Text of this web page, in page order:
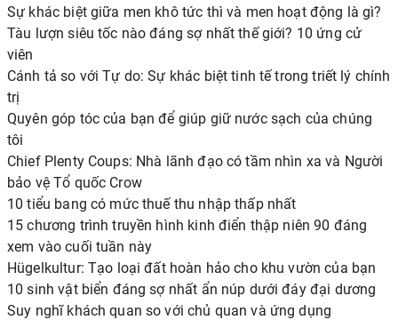
Sự khác biệt giữa men khô tức thì và men hoạt động là gì?
Tàu lượn siêu tốc nào đáng sợ nhất thế giới? 10 ứng cử
viên
Cánh tả so với Tự do: Sự khác biệt tinh tế trong triết lý chính
trị
Quyên góp tóc của bạn để giúp giữ nước sạch của chúng
tôi
Chief Plenty Coups: Nhà lãnh đạo có tầm nhìn xa và Người
bảo vệ Tổ quốc Crow
10 tiểu bang có mức thuế thu nhập thấp nhất
15 chương trình truyền hình kinh điển thập niên 90 đáng
xem vào cuối tuần này
Hügelkultur: Tạo loại đất hoàn hảo cho khu vườn của bạn
10 sinh vật biển đáng sợ nhất ẩn núp dưới đáy đại dương
Suy nghĩ khách quan so với chủ quan và ứng dụng